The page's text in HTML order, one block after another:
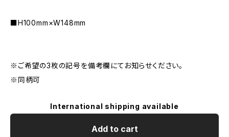
■H100mm×W148mm
※ご希望の3枚の記号を備考欄にてお知らせください。
※同柄可
International shipping available
Add to cart